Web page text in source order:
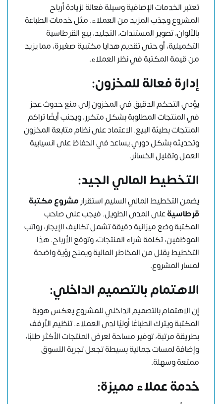
تعتبر الخدمات الإضافية وسيلة فعالة لزيادة أرباح
المشروع وجذب المزيد من العملاء. مثل خدمات الطباعة
بالألوان، تصوير المستندات، التجليد، بيع القرطاسية
التكميلية، أو حتى تقديم هدايا مكتبية صغيرة، مما يزيد
من قيمة المكتبة في نظر العملاء.
إدارة فعالة للمخزون:
يؤدي التحكم الدقيق في المخزون إلى منع حدوث عجز
في المنتجات المطلوبة بشكل متكرر، ويجنب أيضًا تراكم
المنتجات بطيئة البيع. الاعتماد على نظام متابعة المخزون
وتحديثه بشكل دوري يساعد في الحفاظ على انسيابية
العمل وتقليل الخسائر.
التخطيط المالي الجيد:
يضمن التخطيط المالي السليم استقرار مشروع مكتبة
قرطاسيةعلى المدى الطويل. فيجب على صاحب
المكتبة وضع ميزانية دقيقة تشمل تكاليف الإيجار، رواتب
الموظفين، تكلفة شراء المنتجات، وتوقع الأرباح. هذا
التخطيط يقلل من المخاطر المالية ويمنح رؤية واضحة
لمسار المشروع.
الاهتمام بالتصميم الداخلي:
إن الاهتمام بالتصميم الداخلي للمشروع يعكس هوية
المكتبة ويترك انطباعًا أوليًا لدى العملاء. تنظيم الأرفف
بطريقة مرتبة، توفير مساحة لعرض المنتجات الأكثر طلبًا،
وإضافة لمسات جمالية بسيطة تجعل تجربة التسوق
ممتعة وسهلة.
خدمة عملاء مميزة: